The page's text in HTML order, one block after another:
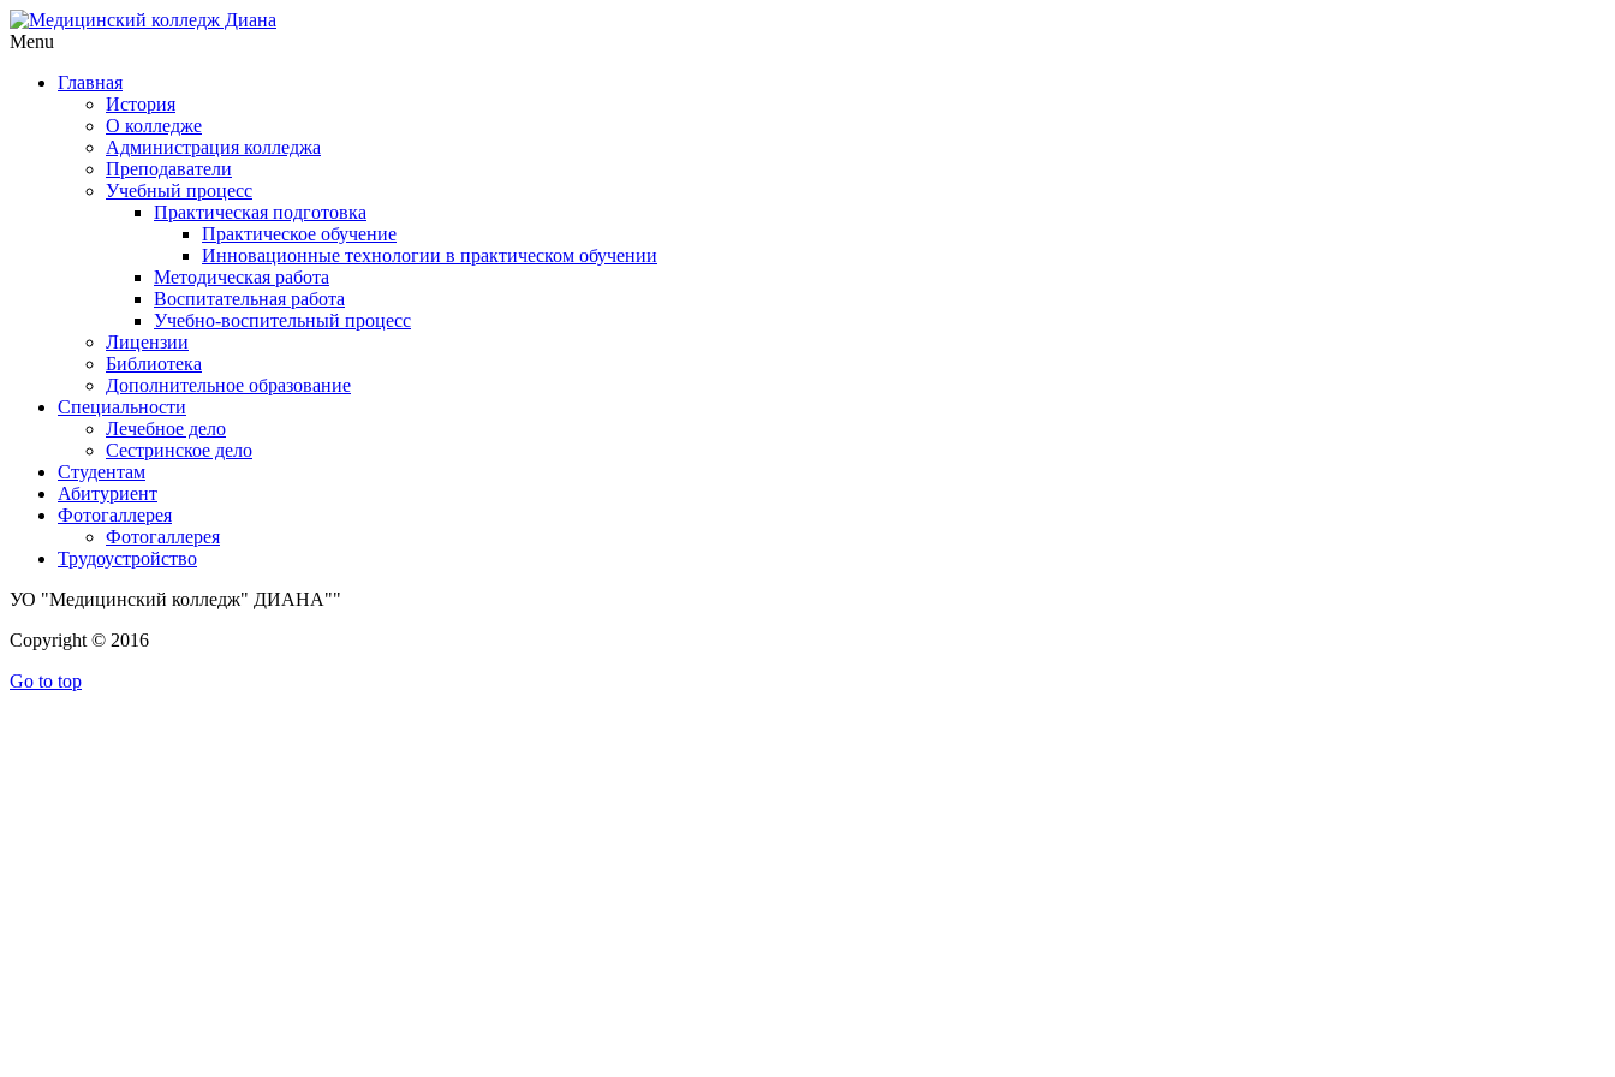
Menu
Главная
История
О колледже
Администрация колледжа
Преподаватели
Учебный процесс
Практическая подготовка
Практическое обучение
Инновационные технологии в практическом обучении
Методическая работа
Воспитательная работа
Учебно-воспительный процесс
Лицензии
Библиотека
Дополнительное образование
Специальности
Лечебное дело
Сестринское дело
Студентам
Абитуриент
Фотогаллерея
Фотогаллерея
Трудоустройство
УО "Медицинский колледж" ДИАНА""
Copyright © 2016
Go to top